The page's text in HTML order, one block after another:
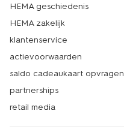
HEMA geschiedenis
HEMA zakelijk
klantenservice
actievoorwaarden
saldo cadeaukaart opvragen
partnerships
retail media